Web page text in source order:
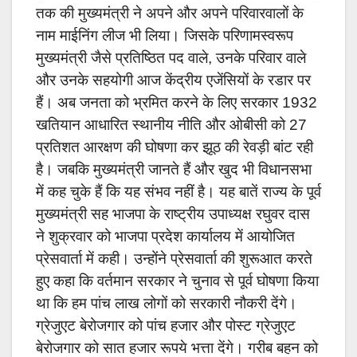
तक की मुख्यमंत्री ने अपने और अपने परिवारवालों के
नाम माईनिंग लीज भी लिया। जिसके परिणामस्वरूप
मुख्यमंत्री जैसे प्रतिष्ठित पद वाले, उनके परिवार वाले
और उनके सहयोगी आज केंद्रीय एजेंसियों के रडार पर
हैं। अब जनता को भ्रमित करने के लिए सरकार 1932
खतियान आधारित स्थानीय नीति और ओबीसी को 27
प्रतिशत आरक्षण की घोषणा कर झूठ की रेवड़ी बांट रही
है। जबकि मुख्यमंत्री जानते हैं और खुद भी विधानसभा
में कह चुके हैं कि यह संभव नहीं है। यह बातें राज्य के पूर्व
मुख्यमंत्री सह भाजपा के राष्ट्रीय उपाध्यक्ष रघुवर दास
ने शुक्रवार को भाजपा प्रदेश कार्यालय में आयोजित
प्रेसवार्ता में कही। उन्होंने प्रेसवार्ता की शुरूआत करते
हुए कहा कि वर्तमान सरकार ने चुनाव से पूर्व घोषणा किया
था कि हम पांच लाख लोगों को सरकारी नौकरी देंगे।
ग्रेजुएट बेरोजगार को पांच हजार और पोस्ट ग्रेजुएट
बेरोजगार को सात हजार रूपये भत्ता देंगे। गरीब बहन को